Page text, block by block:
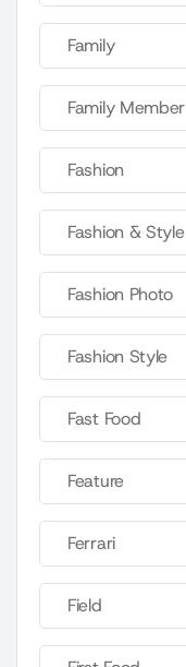
Family
Family Member
Fashion
Fashion & Style
Fashion Photo
Fashion Style
Fast Food
Feature
Ferrari
Field